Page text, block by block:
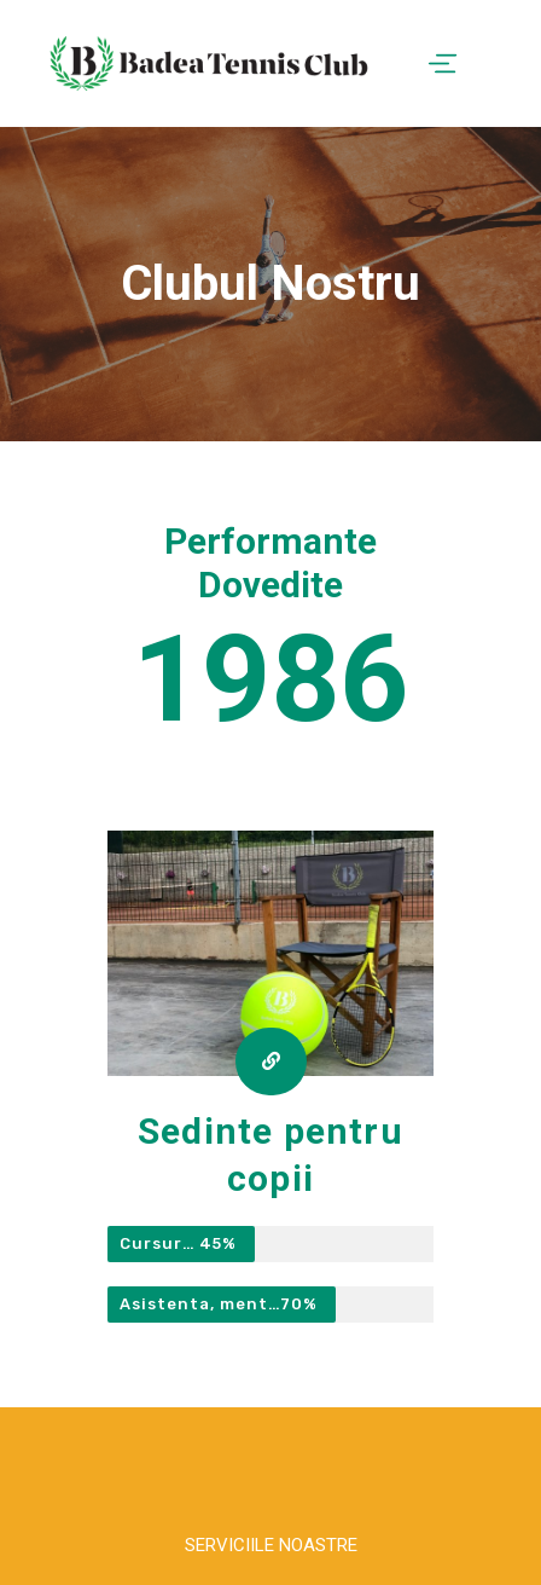
Clubul Nostru
Performante
Dovedite
1986
Sedinte pentru
copii
Cursuri Individuale 45%
Asistenta, mentorat si competitivitate70%
SERVICIILE NOASTRE